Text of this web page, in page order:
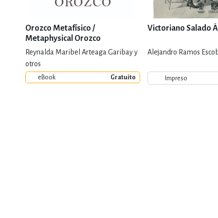
Orozco Metafísico /
Metaphysical Orozco
Reynalda Maribel Arteaga Garibay y
otros
eBook Gratuito
Victoriano Salado
Alejandro Ramos
Impreso